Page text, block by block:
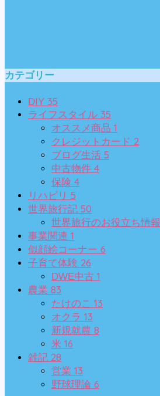
カテゴリー
DIY 35
ライフスタイル 35
オススメ商品 1
クレジットカード 2
ブログ生活 5
中古物件 4
保険 4
リハビリ 5
世界旅行記 50
世界旅行のお役立ち情報
事業関連 1
似顔絵コーナー 6
子育て体験 26
DWE中古 1
農業 83
たけのこ 13
オクラ 13
新規就農 8
米 16
雑記 28
営業 13
野球理論 6